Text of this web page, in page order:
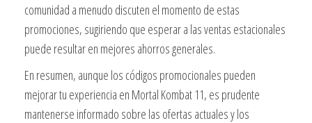
comunidad a menudo discuten el momento de estas
promociones, sugiriendo que esperar a las ventas estacionales
puede resultar en mejores ahorros generales.
En resumen, aunque los códigos promocionales pueden
mejorar tu experiencia en Mortal Kombat 11, es prudente
mantenerse informado sobre las ofertas actuales y los